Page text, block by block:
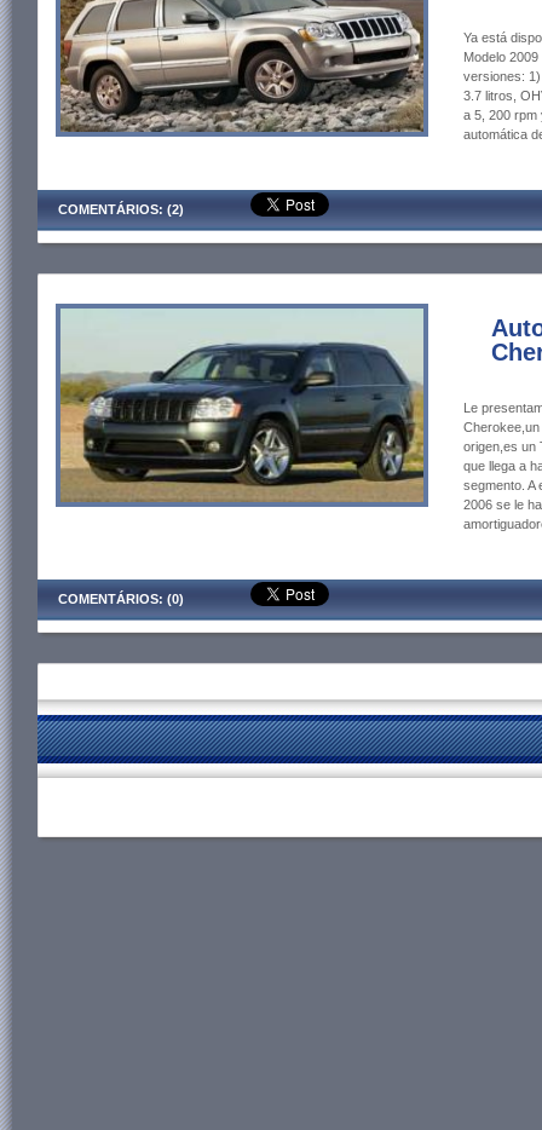
Ya está
Modelo
versiones:
3.7 litros,
a 5, 200 rpm
automática
COMENTÁRIOS: (2)
Le
origen,es un
que llega a
segmento. A
2006 se le
COMENTÁRIOS: (0)